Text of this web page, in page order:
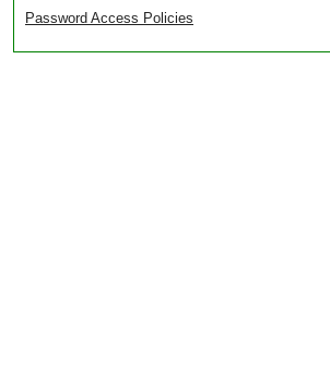
Password Access Policies